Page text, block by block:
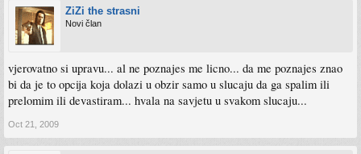
ZiZi the strasni
Novi član
vjerovatno si upravu... al ne poznajes me licno... da me poznajes znao
bi da je to opcija koja dolazi u obzir samo u slucaju da ga spalim ili
prelomim ili devastiram... hvala na savjetu u svakom slucaju...
Oct 21, 2009